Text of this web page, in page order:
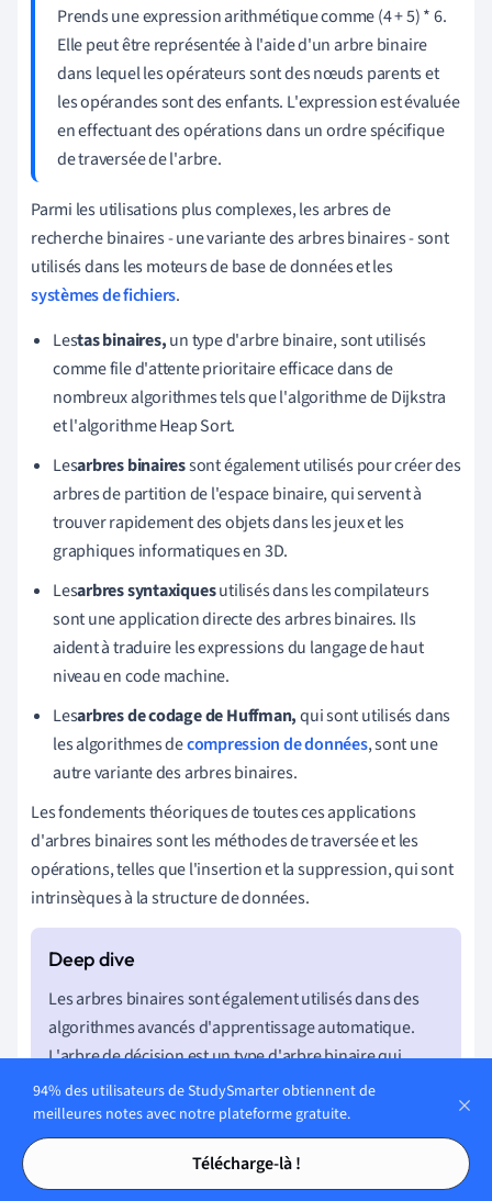
Tables des matières
Tables des matières
Prends une expression arithmétique comme (4 + 5) * 6.
Elle peut être représentée à l'aide d'un arbre binaire
dans lequel les opérateurs sont des nœuds parents et
les opérandes sont des enfants. L'expression est évaluée
en effectuant des opérations dans un ordre spécifique
de traversée de l'arbre.
Parmi les utilisations plus complexes, les arbres de
recherche binaires - une variante des arbres binaires - sont
utilisés dans les moteurs de base de données et les
systèmes de fichiers.
Lestas binaires,un type d'arbre binaire, sont utilisés
comme file d'attente prioritaire efficace dans de
nombreux algorithmes tels que l'algorithme de Dijkstra
et l'algorithme Heap Sort.
Lesarbres binairessont également utilisés pour créer des
arbres de partition de l'espace binaire, qui servent à
trouver rapidement des objets dans les jeux et les
graphiques informatiques en 3D.
Lesarbres syntaxiquesutilisés dans les compilateurs
sont une application directe des arbres binaires. Ils
aident à traduire les expressions du langage de haut
niveau en code machine.
Lesarbres de codage de Huffman,qui sont utilisés dans
les algorithmes decompression de données, sont une
autre variante des arbres binaires.
Les fondements théoriques de toutes ces applications
d'arbres binaires sont les méthodes de traversée et les
opérations, telles que l'insertion et la suppression, qui sont
intrinsèques à la structure de données.
Les arbres binaires sont également utilisés dans des
algorithmes avancés d'apprentissage automatique.
L'arbre de décision est un type d'arbre binaire qui
utilise un modèle arborescent de décisions. C'est l'une
des formes les plus réussies d'algorithmes
d'apprentissage supervisé dans le domaine de
l'exploration de données et de l'apprentissage
94% des utilisateurs de StudySmarter obtiennent de
meilleures notes avec notre plateforme gratuite.
Télécharge-là !